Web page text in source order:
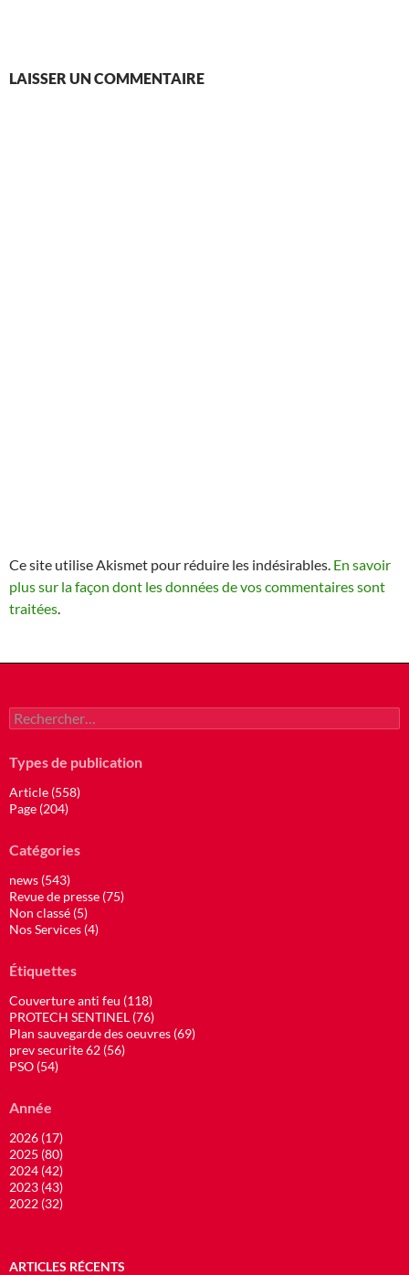
LAISSER UN COMMENTAIRE
Ce site utilise Akismet pour réduire les indésirables. En savoir
plus sur la façon dont les données de vos commentaires sont
traitées
Rechercher :
Types de publication
Article (558)
Page (204)
Catégories
news (543)
Revue de presse (75)
Non classé (5)
Nos Services (4)
Étiquettes
Couverture anti feu (118)
PROTECH SENTINEL (76)
Plan sauvegarde des oeuvres (69)
prev securite 62 (56)
PSO (54)
Année
2026 (17)
2025 (80)
2024 (42)
2023 (43)
2022 (32)
ARTICLES RÉCENTS